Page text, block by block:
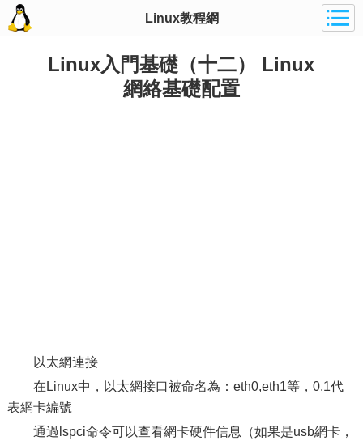
Linux教程網
Linux入門基礎（十二） Linux
網絡基礎配置
以太網連接
在Linux中，以太網接口被命名為：eth0,eth1等，0,1代
表網卡編號
通過lspci命令可以查看網卡硬件信息（如果是usb網卡，